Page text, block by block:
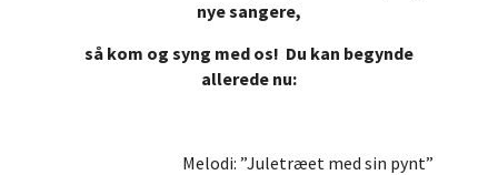
nye sangere,
så kom og syng med os! Du kan begynde
allerede nu:
Melodi: ”Juletræet med sin pynt”